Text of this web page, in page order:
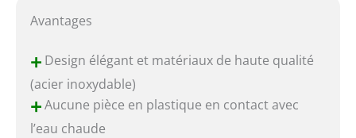
Avantages
+Design élégant et matériaux de haute qualité
(acier inoxydable)
+Aucune pièce en plastique en contact avec
l’eau chaude